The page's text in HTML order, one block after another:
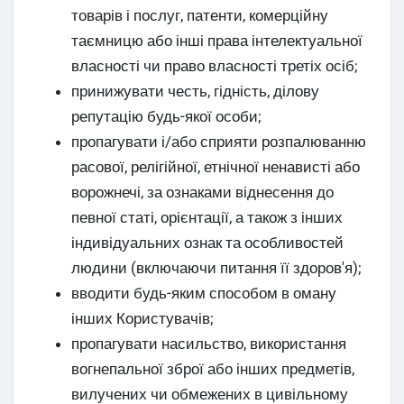
товарів і послуг, патенти, комерційну
таємницю або інші права інтелектуальної
власності чи право власності третіх осіб;
принижувати честь, гідність, ділову
репутацію будь-якої особи;
пропагувати і/або сприяти розпалюванню
расової, релігійної, етнічної ненависті або
ворожнечі, за ознаками віднесення до
певної статі, орієнтації, а також з інших
індивідуальних ознак та особливостей
людини (включаючи питання її здоров'я);
вводити будь-яким способом в оману
інших Користувачів;
пропагувати насильство, використання
вогнепальної зброї або інших предметів,
вилучених чи обмежених в цивільному